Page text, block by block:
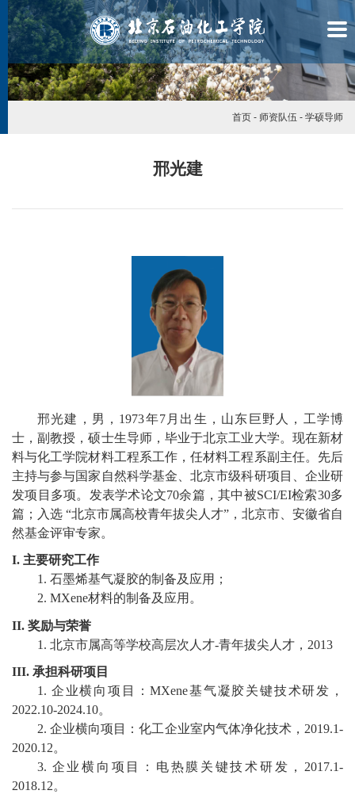
院
部
设
教
育
首页 - 师资队伍 - 学硕导师
邢光建
邢光建 ， 男 ， 1973年7月出生，山东 巨野 人，工学博
士，副教授，硕士生导师，毕业于北京工业大学。现在新材
料与化工学院材料工程系工作，任材料工程系副主任。 先后
主持与参与国家自然科学基金、北京市级科研项目、企业研
发项目多项。发表学术论文70余篇，其中被SCI/EI检索30多
篇；入选 “北京市属高校青年拔尖人才” ，北京市 、安徽省自
然基金评审专家。
I. 主要研究工作
1. 石墨烯基气凝胶的制备及应用 ；
2. MXene材料的制备及应用 。
II. 奖励与荣誉
1. 北京市属高等学校高层次人才-青年拔尖人才 ， 2013
III. 承担科研项目
1. 企业横向项目：MXene基气凝胶关键技术研发，
2022.10-2024.10。
2. 企业横向项目：化工企业室内气体净化技术， 2019.1-
2020.12。
3. 企业横向项目：电热膜关键技术研发， 2017.1-
2018.12。